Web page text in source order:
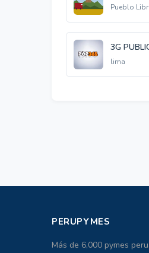
Pueblo
3G
lima
PERUPYMES
Más de 6,000 pymes